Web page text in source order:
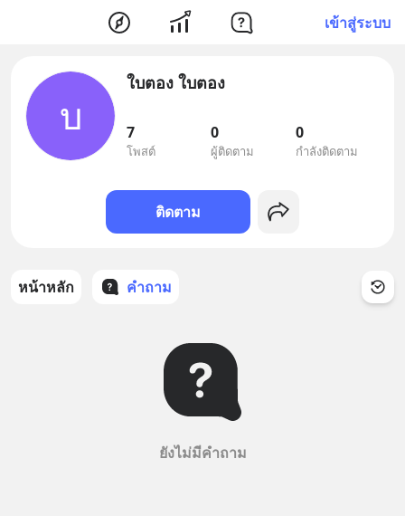
เข้าสู่ระบบ
บ
ใบตอง ใบตอง
7
โพสต์
0
ผู้ติดตาม
0
กำลังติดตาม
ติดตาม
หน้าหลัก คำถาม
ยังไม่มีคำถาม